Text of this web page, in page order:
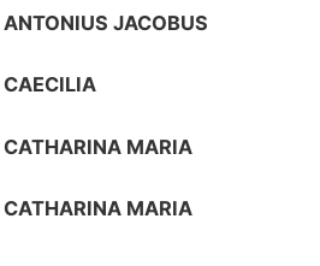
JACOBUS
CAECILIA
CATHARINA MARIA
CATHARINA MARIA